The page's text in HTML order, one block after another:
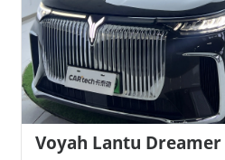
Voyah Lantu Dreamer